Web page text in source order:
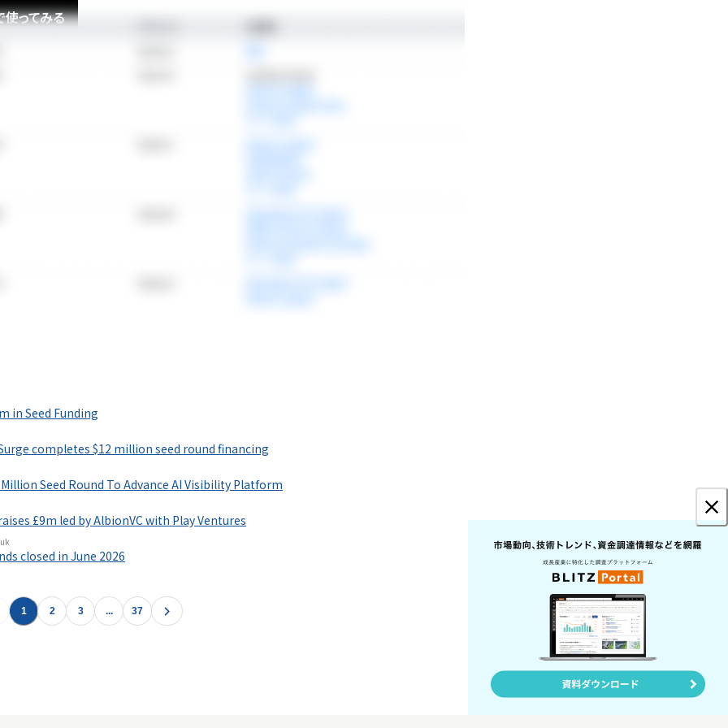
ってみる
ってみる
in Seed Funding
completes $12 million seed round financing
Seed Round To Advance AI Visibility Platform
£9m led by AlbionVC with Play Ventures
closed in June 2026
1 2 3 ... 37